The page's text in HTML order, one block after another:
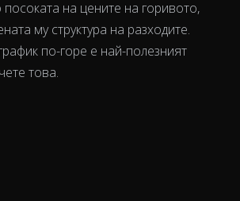
на цените на горивото,
му структура на разходите.
по-горе е най-полезният
това.